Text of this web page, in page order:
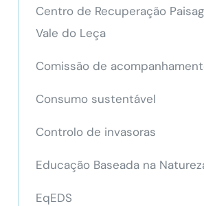
Centro de Recuperação
Vale do Leça
Comissão de
Consumo sustentável
Controlo de invasoras
Educação Baseada na
EqEDS